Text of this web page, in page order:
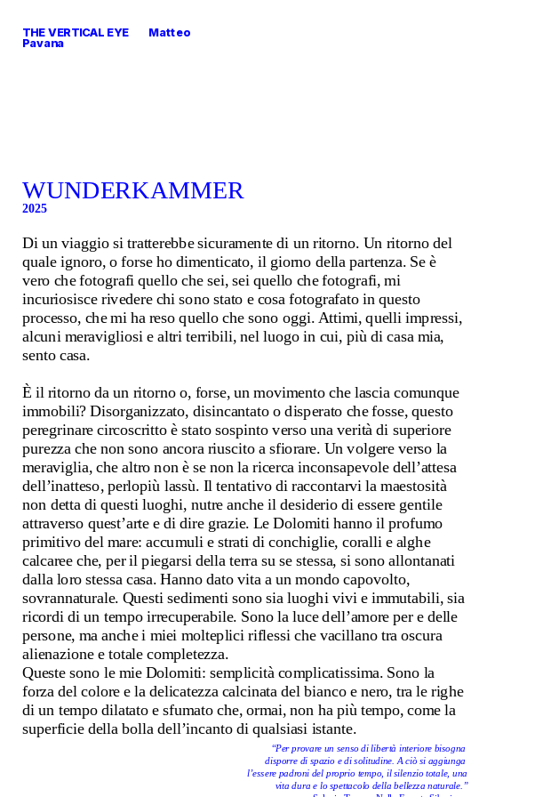
THE VERTICAL EYE        Matteo
Pavana
WUNDERKAMMER
2025
Di un viaggio si tratterebbe sicuramente di un ritorno. Un ritorno del
quale ignoro, o forse ho dimenticato, il giorno della partenza. Se è
vero che fotografi quello che sei, sei quello che fotografi, mi
incuriosisce rivedere chi sono stato e cosa fotografato in questo
processo, che mi ha reso quello che sono oggi. Attimi, quelli impressi,
alcuni meravigliosi e altri terribili, nel luogo in cui, più di casa mia,
sento casa.
È il ritorno da un ritorno o, forse, un movimento che lascia comunque
immobili? Disorganizzato, disincantato o disperato che fosse, questo
peregrinare circoscritto è stato sospinto verso una verità di superiore
purezza che non sono ancora riuscito a sfiorare. Un volgere verso la
meraviglia, che altro non è se non la ricerca inconsapevole dell’attesa
dell’inatteso, perlopiù lassù. Il tentativo di raccontarvi la maestosità
non detta di questi luoghi, nutre anche il desiderio di essere gentile
attraverso quest’arte e di dire grazie. Le Dolomiti hanno il profumo
primitivo del mare: accumuli e strati di conchiglie, coralli e alghe
calcaree che, per il piegarsi della terra su se stessa, si sono allontanati
dalla loro stessa casa. Hanno dato vita a un mondo capovolto,
sovrannaturale. Questi sedimenti sono sia luoghi vivi e immutabili, sia
ricordi di un tempo irrecuperabile. Sono la luce dell’amore per e delle
persone, ma anche i miei molteplici riflessi che vacillano tra oscura
alienazione e totale completezza.
Queste sono le mie Dolomiti: semplicità complicatissima. Sono la
forza del colore e la delicatezza calcinata del bianco e nero, tra le righe
di un tempo dilatato e sfumato che, ormai, non ha più tempo, come la
superficie della bolla dell’incanto di qualsiasi istante.
“Per provare un senso di libertà interiore bisogna
disporre di spazio e di solitudine. A ciò si aggiunga
l’essere padroni del proprio tempo, il silenzio totale, una
vita dura e lo spettacolo della bellezza naturale.”